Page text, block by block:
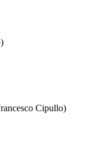
Cipullo)